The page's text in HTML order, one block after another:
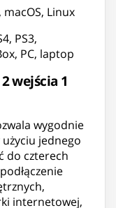
Linux
PS3,
PC, laptop
wejścia 1
wygodnie
jednego
do czterech
internetowej,